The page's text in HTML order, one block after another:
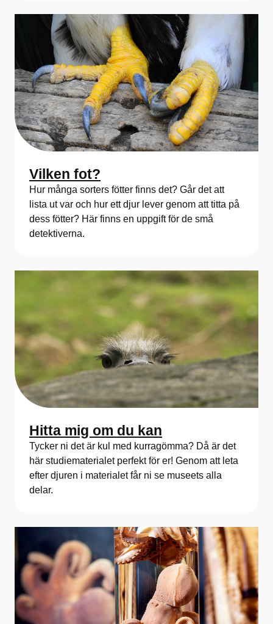
Vilken fot?
Hur många sorters fötter finns det? Går det att
lista ut var och hur ett djur lever genom att titta på
dess fötter? Här finns en uppgift för de små
detektiverna.
Hitta mig om du kan
Tycker ni det är kul med kurragömma? Då är det
här studiematerialet perfekt för er! Genom att leta
efter djuren i materialet får ni se museets alla
delar.